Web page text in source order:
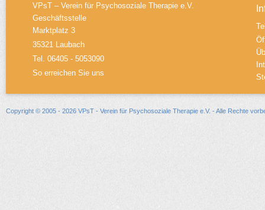
VPsT – Verein für Psychosoziale Therapie e.V.
Geschäftsstelle
Marktplatz 3
35321 Laubach
Tel. 06405 - 5053090
So erreichen Sie uns
Copyright © 2005 - 2026 VPsT - Verein für Psychosoziale Therapie e.V. - Alle Rechte